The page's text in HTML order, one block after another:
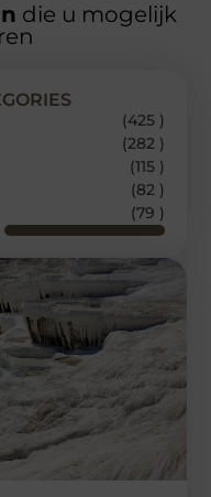
die u mogelijk
(425 )
(282 )
(115 )
(82 )
(79 )